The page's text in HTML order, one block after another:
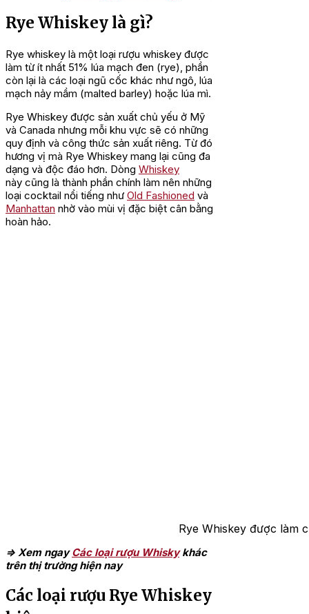
Rye Whiskey là gì?
Rye whiskey là một loại rượu whiskey được
làm từ ít nhất 51% lúa mạch đen (rye), phần
còn lại là các loại ngũ cốc khác như ngô, lúa
mạch nảy mầm (malted barley) hoặc lúa mì.
Rye Whiskey được sản xuất chủ yếu ở Mỹ
và Canada nhưng mỗi khu vực sẽ có những
quy định và công thức sản xuất riêng. Từ đó
hương vị mà Rye Whiskey mang lại cũng đa
dạng và độc đáo hơn. Dòng Whiskey
này cũng là thành phần chính làm nên những
loại cocktail nổi tiếng như Old Fashioned và
Manhattan nhờ vào mùi vị đặc biệt cân bằng
hoàn hảo.
Rye Whiskey được làm
=> Xem ngayCác loại rượu Whiskykhác
trên thị trường hiện nay
Các loại rượu Rye Whiskey